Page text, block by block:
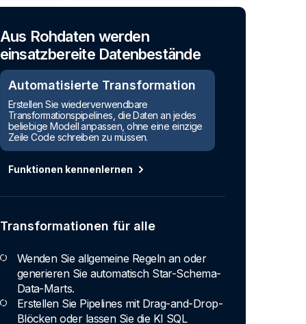
Aus Rohdaten werden
einsatzbereite Datenbestände
Automatisierte Transformation
Erstellen Sie wiederverwendbare
Transformationspipelines, die Daten an jedes
beliebige Modell anpassen, ohne eine einzige
Zeile Code schreiben zu müssen.
Funktionen kennenlernen
Transformationen für alle
Wenden Sie allgemeine Regeln an oder
generieren Sie automatisch Star-Schema-
Data-Marts.
Erstellen Sie Pipelines mit Drag-and-Drop-
Blöcken oder lassen Sie die KI SQL